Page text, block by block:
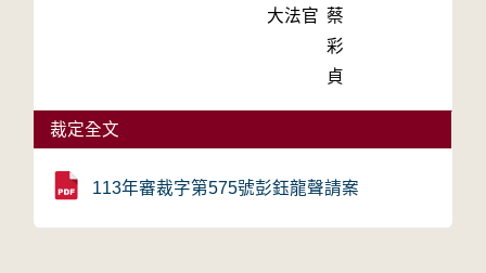
大法官 蔡
彩
貞
裁定全文
113年審裁字第575號彭鈺龍聲請案